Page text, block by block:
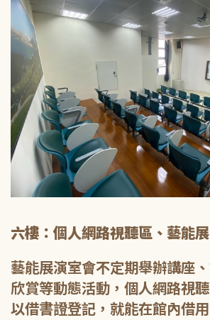
六樓：個人網路視聽區、藝能
藝能展演室會不定期舉辦講座
欣賞等動態活動，個人網路視
以借書證登記，就能在館內借